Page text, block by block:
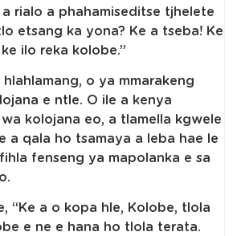
a rialo a phahamiseditse tjhelete
etsang ka yona? Ke a tseba! Ke
ilo reka kolobe.”
o ya mmarakeng
e ntle. O ile a kenya
kolojana eo, a tlamella kgwele
a qala ho tsamaya a leba hae le
fenseng ya mapolanka e sa
“Ke a o kopa hle, Kolobe, tlola
e ne e hana ho tlola terata.